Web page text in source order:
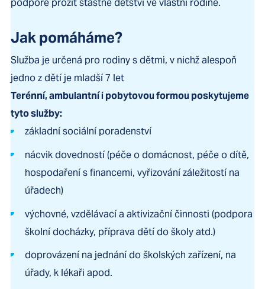
podpoře prožít šťastné dětství ve vlastní rodině.
Jak pomáháme?
Služba je určená pro rodiny s dětmi, v nichž alespoň
jedno z dětí je mladší 7 let
Terénní, ambulantní i pobytovou formou poskytujeme
tyto služby:
základní sociální poradenství
nácvik dovedností (péče o domácnost, péče o dítě,
hospodaření s financemi, vyřizování záležitostí na
úřadech)
výchovné, vzdělávací a aktivizační činnosti (podpora
školní docházky, příprava dětí do školy atd.)
doprovázení na jednání do školských zařízení, na
úřady, k lékaři apod.